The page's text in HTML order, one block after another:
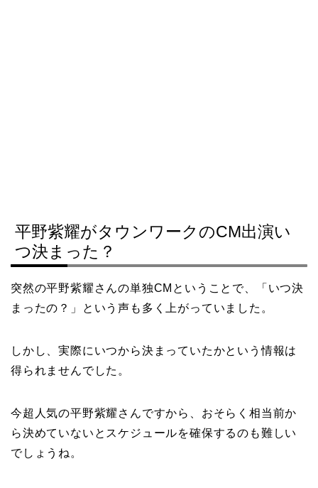
平野紫耀がタウンワークのCM出演い
つ決まった？
突然の平野紫耀さんの単独CMということで、「いつ決
まったの？」という声も多く上がっていました。
しかし、実際にいつから決まっていたかという情報は
得られませんでした。
今超人気の平野紫耀さんですから、おそらく相当前か
ら決めていないとスケジュールを確保するのも難しい
でしょうね。